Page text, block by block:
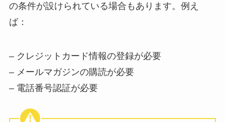
の条件が設けられている場合もあります。例え
ば：
– クレジットカード情報の登録が必要
– メールマガジンの購読が必要
– 電話番号認証が必要